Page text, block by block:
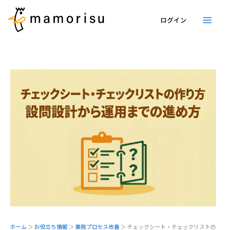
ログイン
ホーム ＞ お役立ち情報＞業務プロセス改善＞ チェックシート・チェックリストの